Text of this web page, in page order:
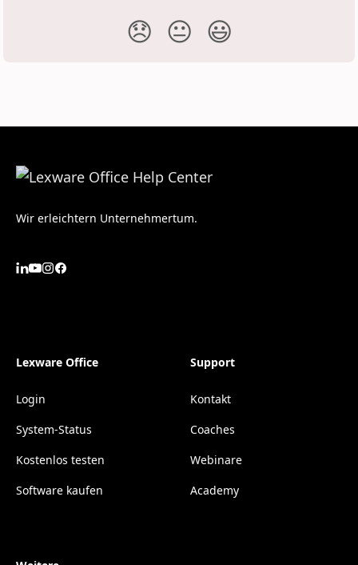
😞 😐 😃
Wir erleichtern Unternehmertum.
Lexware Office
Login
System-Status
Kostenlos testen
Software kaufen
Support
Kontakt
Coaches
Webinare
Academy